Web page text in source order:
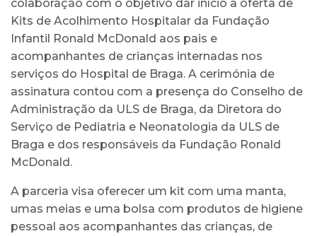
colaboração com o objetivo dar início à oferta de
Kits de Acolhimento Hospitalar da Fundação
Infantil Ronald McDonald aos pais e
acompanhantes de crianças internadas nos
serviços do Hospital de Braga. A cerimónia de
assinatura contou com a presença do Conselho de
Administração da ULS de Braga, da Diretora do
Serviço de Pediatria e Neonatologia da ULS de
Braga e dos responsáveis da Fundação Ronald
McDonald.
A parceria visa oferecer um kit com uma manta,
umas meias e uma bolsa com produtos de higiene
pessoal aos acompanhantes das crianças, de